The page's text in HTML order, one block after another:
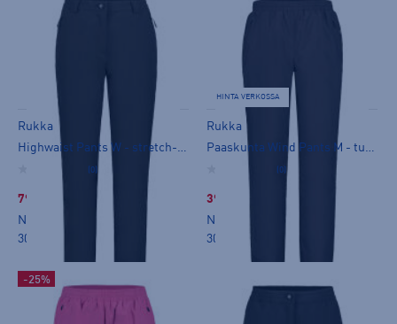
Rukka
Highwaist Pants W - stretch-housut
(0)
79,99 €
Norm. hinta:
30pv alin hinta: 79,99€
HINTA VERKOSSA
Rukka
Paaskunta Wind Pants M - tuulihousut
(0)
39,99 €
Norm. hinta:
30pv alin hinta: 39,99€
-25%